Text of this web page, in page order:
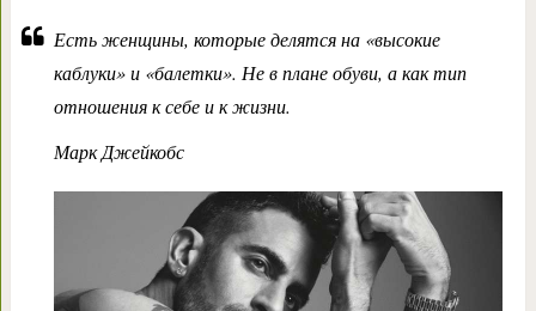
Есть женщины, которые делятся на «высокие
каблуки» и «балетки». Не в плане обуви, а как тип
отношения к себе и к жизни.
Марк Джейкобс